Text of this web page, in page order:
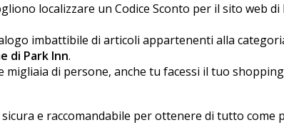
localizzare un Codice Sconto per il sito web
imbattibile di articoli appartenenti alla
di Park Inn.
migliaia di persone, anche tu facessi il tuo
e raccomandabile per ottenere di tutto